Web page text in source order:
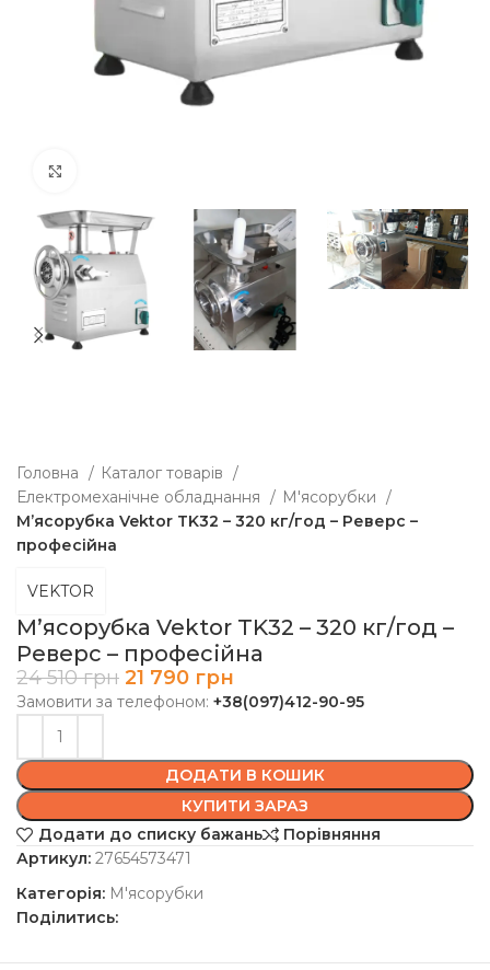
Головна
Каталог товарів
Електромеханічне обладнання
М'ясорубки
М’ясорубка Vektor TK32 – 320 кг/год – Реверс –
професійна
М’ясорубка Vektor TK32 – 320 кг/год –
Реверс – професійна
VEKTOR
24 510грн 21 790 грн
Замовити за телефоном: +38(097)412-90-95
ДОДАТИ В КОШИК
КУПИТИ ЗАРАЗ
Додати до списку бажань
Порівняння
Артикул: 27654573471
Категорія: М'ясорубки
Поділитись: